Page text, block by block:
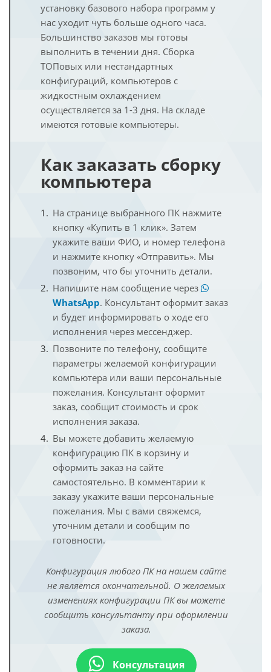
установку базового набора программ у
нас уходит чуть больше одного часа.
Большинство заказов мы готовы
выполнить в течении дня. Сборка
ТОПовых или нестандартных
конфигураций, компьютеров с
жидкостным охлаждением
осуществляется за 1-3 дня. На складе
имеются готовые компьютеры.
Как заказать сборку
компьютера
На странице выбранного ПК нажмите
кнопку «Купить в 1 клик». Затем
укажите ваши ФИО, и номер телефона
и нажмите кнопку «Отправить». Мы
позвоним, что бы уточнить детали.
Напишите нам сообщение через
WhatsApp. Консультант оформит заказ
и будет информировать о ходе его
исполнения через мессенджер.
Позвоните по телефону, сообщите
параметры желаемой конфигурации
компьютера или ваши персональные
пожелания. Консультант оформит
заказ, сообщит стоимость и срок
исполнения заказа.
Вы можете добавить желаемую
конфигурацию ПК в корзину и
оформить заказ на сайте
самостоятельно. В комментарии к
заказу укажите ваши персональные
пожелания. Мы с вами свяжемся,
уточним детали и сообщим по
готовности.
Конфигурация любого ПК на нашем сайте
не является окончательной. О желаемых
изменениях конфигурации ПК вы можете
сообщить консультанту при оформлении
заказа.
Консультация